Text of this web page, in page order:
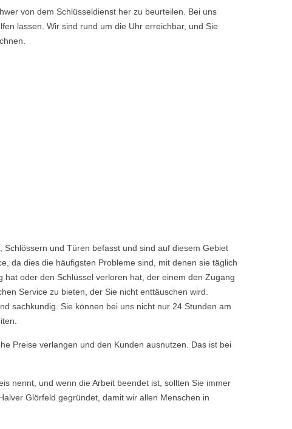
von dem Schlüsseldienst her zu beurteilen. Bei uns
lassen. Wir sind rund um die Uhr erreichbar, und Sie
und Türen befasst und sind auf diesem Gebiet
da dies die häufigsten Probleme sind, mit denen sie täglich
oder den Schlüssel verloren hat, der einem den Zugang
Service zu bieten, der Sie nicht enttäuschen wird.
sachkundig. Sie können bei uns nicht nur 24 Stunden am
Preise verlangen und den Kunden ausnutzen. Das ist bei
nennt, und wenn die Arbeit beendet ist, sollten Sie immer
Glörfeld gegründet, damit wir allen Menschen in